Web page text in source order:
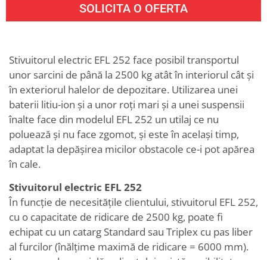
SOLICITA O OFERTA
Stivuitorul electric EFL 252 face posibil transportul
unor sarcini de până la 2500 kg atât în interiorul cât și
în exteriorul halelor de depozitare. Utilizarea unei
baterii litiu-ion și a unor roți mari și a unei suspensii
înalte face din modelul EFL 252 un utilaj ce nu
poluează și nu face zgomot, și este în același timp,
adaptat la depășirea micilor obstacole ce-i pot apărea
în cale.
Stivuitorul electric EFL 252
În funcție de necesitățile clientului, stivuitorul EFL 252,
cu o capacitate de ridicare de 2500 kg, poate fi
echipat cu un catarg Standard sau Triplex cu pas liber
al furcilor (înălțime maximă de ridicare = 6000 mm).